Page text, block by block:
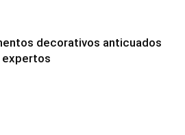
decorativos anticuados
expertos